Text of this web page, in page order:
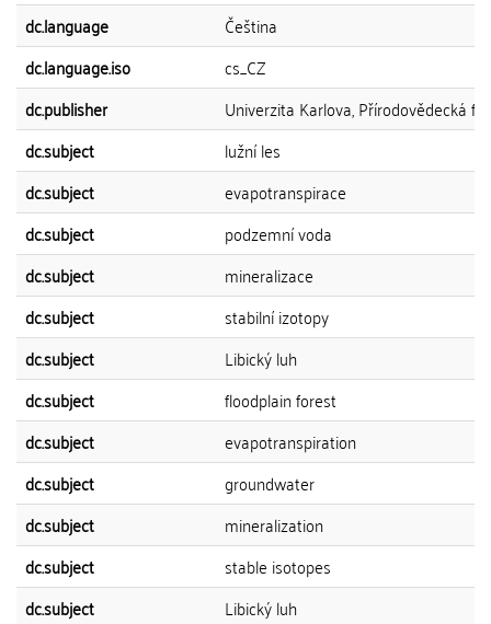
dc.language
Čeština
dc.language.iso
cs_CZ
dc.publisher
Univerzita Karlova, Přírodovědecká
dc.subject
lužní les
dc.subject
evapotranspirace
dc.subject
podzemní voda
dc.subject
mineralizace
dc.subject
stabilní izotopy
dc.subject
Libický luh
dc.subject
floodplain forest
dc.subject
evapotranspiration
dc.subject
groundwater
dc.subject
mineralization
dc.subject
stable isotopes
dc.subject
Libický luh